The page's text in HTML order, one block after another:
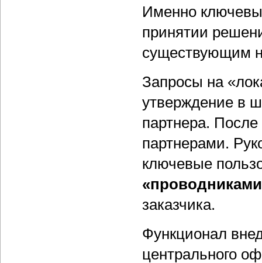
Именно
принятии
существующим
Запросы на
утверждение в
партнера.
партнерами.
ключевые
заказчика.
Функционал
центрального